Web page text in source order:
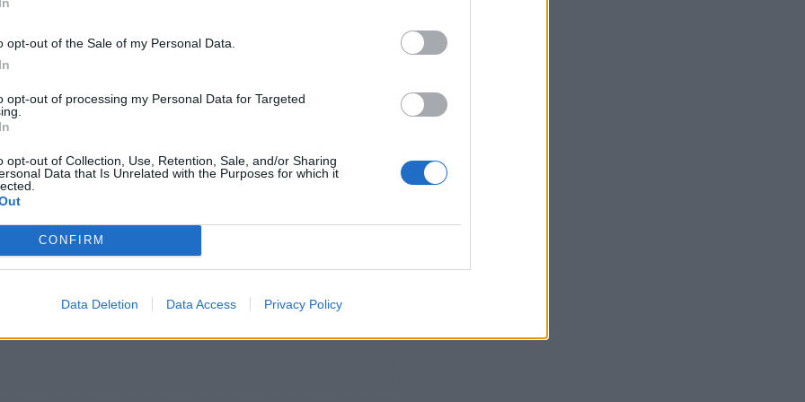
opt-out of the Sale of my Personal Data.
opt-out of processing my Personal Data for Targeted
opt-out of Collection, Use, Retention, Sale, and/or Sharing
Data that Is Unrelated with the Purposes for which it
CONFIRM
Data Deletion Data Access Privacy Policy
συμμετέχει στο φιλόδοξο έργο για την
Μειώνουν τον κίνδυνο επανάληψης
ραντεβού στα νοσοκομεία του ΕΣΥ